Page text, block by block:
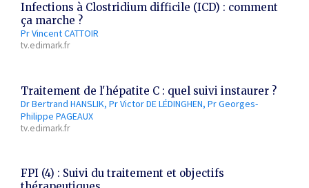
Infections à Clostridium difficile (ICD) : comment
ça marche ?
Pr Vincent CATTOIR
tv.edimark.fr
Traitement de l'hépatite C : quel suivi instaurer ?
Dr Bertrand HANSLIK Pr Victor DE LÉDINGHEN Pr Georges-
Philippe PAGEAUX
tv.edimark.fr
FPI (4) : Suivi du traitement et objectifs